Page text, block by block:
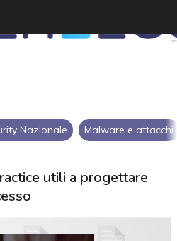
Nazionale Malware e attacchi
utili a progettare